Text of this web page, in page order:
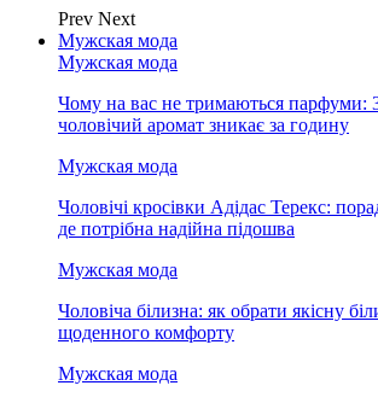
Prev Next
Мужская мода
Мужская мода
Чому на вас не тримаються парфуми:
чоловічий аромат зникає за годину
Мужская мода
Чоловічі кросівки Адідас Терекс:
де потрібна надійна підошва
Мужская мода
Чоловіча білизна: як обрати якісну
щоденного комфорту
Мужская мода